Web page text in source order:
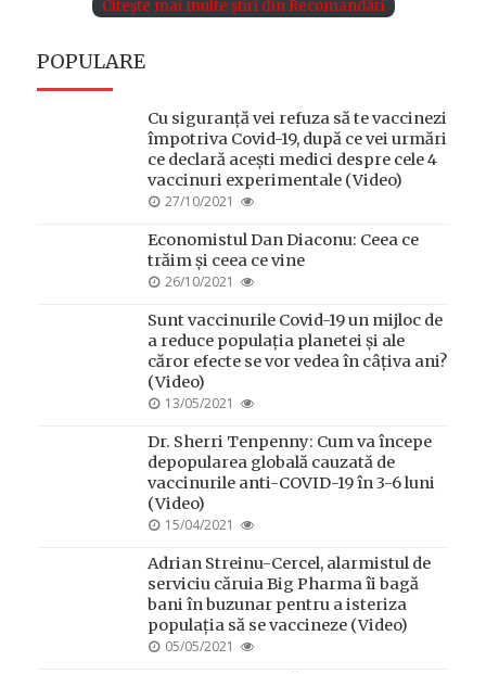
Citește mai multe știri din Recomandări
POPULARE
Cu siguranță vei refuza să te vaccinezi
împotriva Covid-19, după ce vei urmări
ce declară acești medici despre cele 4
vaccinuri experimentale (Video)
POSTED
27/10/2021
Economistul Dan Diaconu: Ceea ce
trăim și ceea ce vine
POSTED
26/10/2021
Sunt vaccinurile Covid-19 un mijloc de
a reduce populația planetei și ale
căror efecte se vor vedea în câțiva ani?
(Video)
POSTED
13/05/2021
Dr. Sherri Tenpenny: Cum va începe
depopularea globală cauzată de
vaccinurile anti-COVID-19 în 3-6 luni
(Video)
POSTED
15/04/2021
Adrian Streinu-Cercel, alarmistul de
serviciu căruia Big Pharma îi bagă
bani în buzunar pentru a isteriza
populația să se vaccineze (Video)
POSTED
05/05/2021